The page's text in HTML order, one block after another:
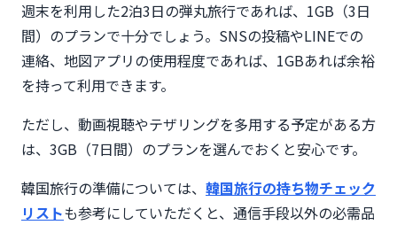
週末を利用した2泊3日の弾丸旅行であれば、1GB（3日
間）のプランで十分でしょう。SNSの投稿やLINEでの
連絡、地図アプリの使用程度であれば、1GBあれば余裕
を持って利用できます。
ただし、動画視聴やテザリングを多用する予定がある方
は、3GB（7日間）のプランを選んでおくと安心です。
韓国旅行の準備については、 韓国旅行の持ち物チェック
リストも参考にしていただくと、通信手段以外の必需品